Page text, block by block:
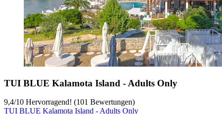
TUI BLUE Kalamota Island - Adults Only
9,4/10 Hervorragend! (101 Bewertungen)
TUI BLUE Kalamota Island - Adults Only